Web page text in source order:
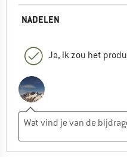
NADELEN
Ja, ik zou het